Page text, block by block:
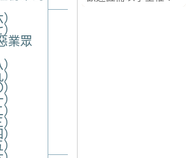
業眾